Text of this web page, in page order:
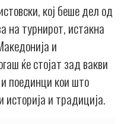
кој беше дел од
на турнирот, истакна
и
ќе стојат зад вакви
поединци кои што
и традиција.